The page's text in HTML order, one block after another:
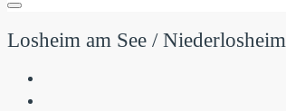
Losheim am See / Niederlosheim